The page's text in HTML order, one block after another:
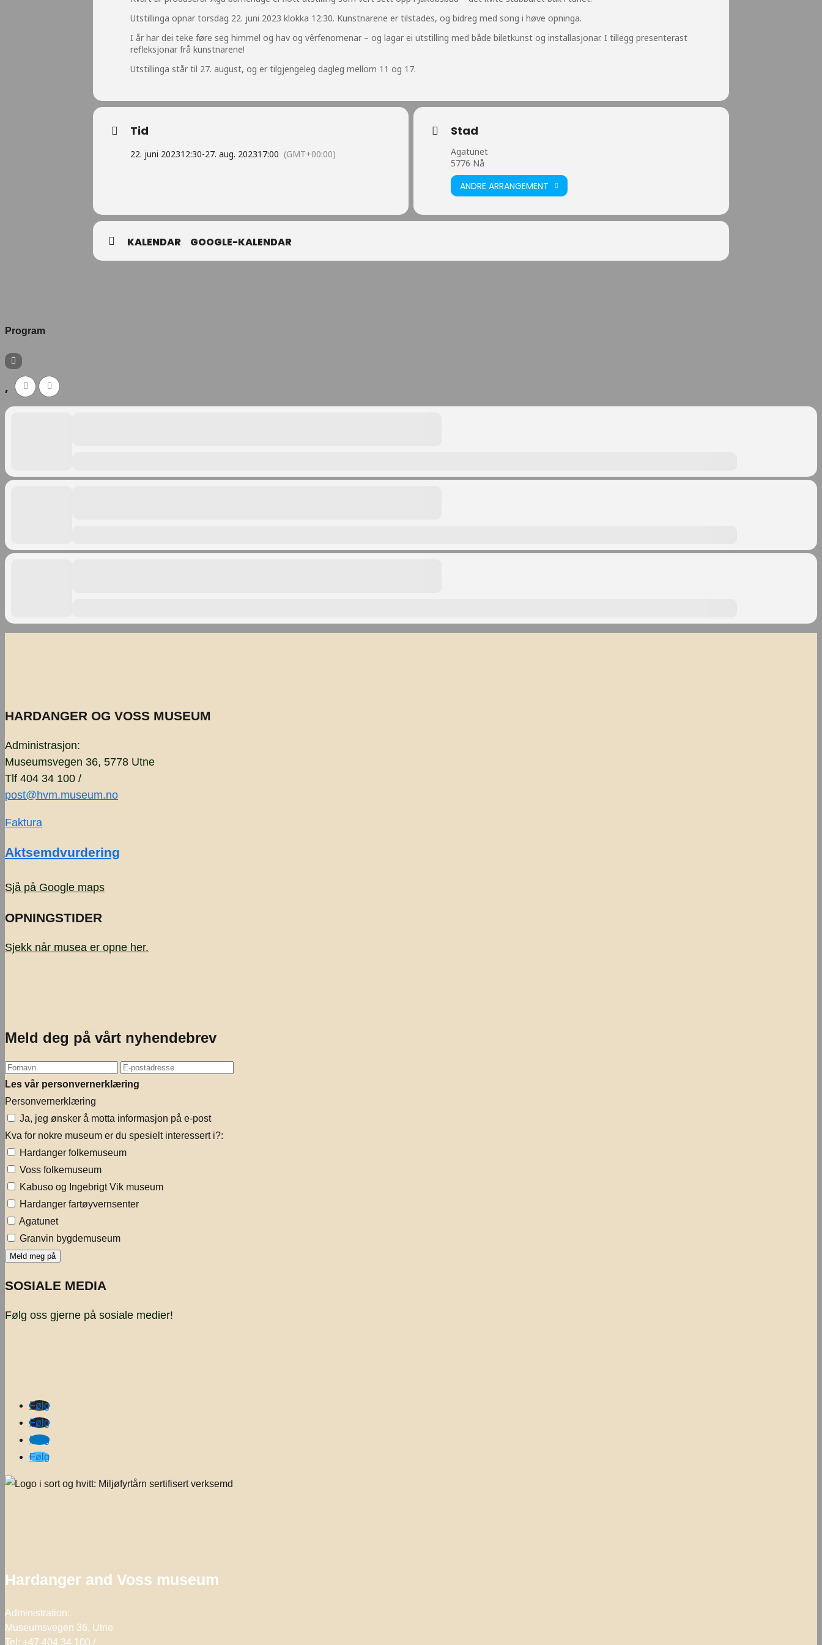
Utstillinga opnar torsdag 22. juni 2023 klokka 12:30. Kunstnarene er tilstades, og bidreg med song i høve opninga.
I år har dei teke føre seg himmel og hav og vêrfenomenar – og lagar ei utstilling med både biletkunst og installasjonar. I tillegg presenterast
refleksjonar frå kunstnarene!
Utstillinga står til 27. august, og er tilgjengeleg dagleg mellom 11 og 17.
Tid
22. juni 202312:30-27. aug. 202317:00 (GMT+00:00)
Stad
Agatunet
5776 Nå
ANDRE ARRANGEMENT
KALENDAR GOOGLE-KALENDAR
Program
,
HARDANGER OG VOSS MUSEUM
Administrasjon:
Museumsvegen 36, 5778 Utne
Tlf 404 34 100 /
post@hvm.museum.no
Faktura
Aktsemdvurdering
Sjå på Google maps
OPNINGSTIDER
Sjekk når musea er opne her.
Meld deg på vårt nyhendebrev
Les vår personvernerklæring
Personvernerklæring
Ja, jeg ønsker å motta informasjon på e-post
Kva for nokre museum er du spesielt interessert i?:
Hardanger folkemuseum
Voss folkemuseum
Kabuso og Ingebrigt Vik museum
Hardanger fartøyvernsenter
Agatunet
Granvin bygdemuseum
SOSIALE MEDIA
Følg oss gjerne på sosiale medier!
Følg
Følg
Følg
Følg
Hardanger and Voss museum
Administration:
Museumsvegen 36, Utne
Tel: +47 404 34 100 /